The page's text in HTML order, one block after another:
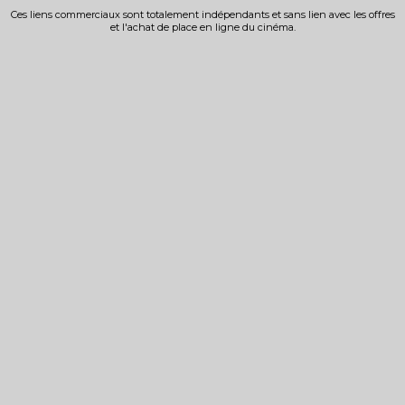
Ces liens commerciaux sont totalement indépendants et sans lien avec les offres
et l'achat de place en ligne du cinéma.